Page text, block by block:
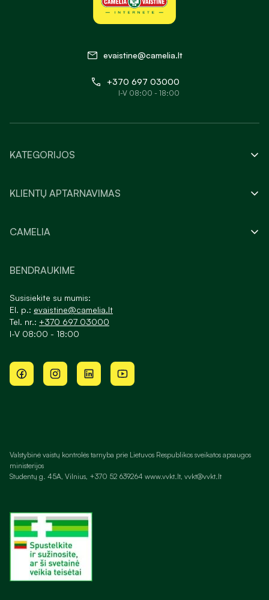
evaistine@camelia.lt
+370 697 03000
I-V 08:00 - 18:00
KATEGORIJOS
KLIENTŲ APTARNAVIMAS
CAMELIA
BENDRAUKIME
Susisiekite su mumis:
El. p.: evaistine@camelia.lt
Tel. nr.: +370 697 03000
I-V 08:00 - 18:00
Valstybinė vaistų kontrolės tarnyba prie Lietuvos Respublikos sveikatos apsaugos
ministerijos
Studentų g. 45A, Vilnius, +370 52 639264 www.vvkt.lt, vvkt@vvkt.lt